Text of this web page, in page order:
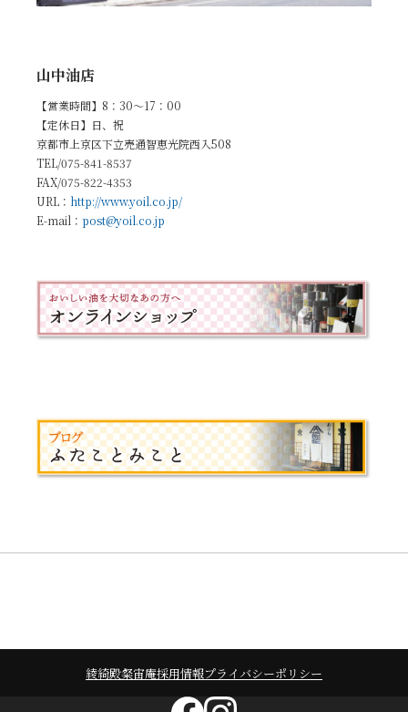
山中油店
【営業時間】8：30～17：00
【定休日】日、祝
京都市上京区下立売通智恵光院西入508
TEL/075-841-8537
FAX/075-822-4353
URL： http://www.yoil.co.jp/
E-mail： post@yoil.co.jp
綾綺殿粲宙庵採用情報プライバシーポリシー